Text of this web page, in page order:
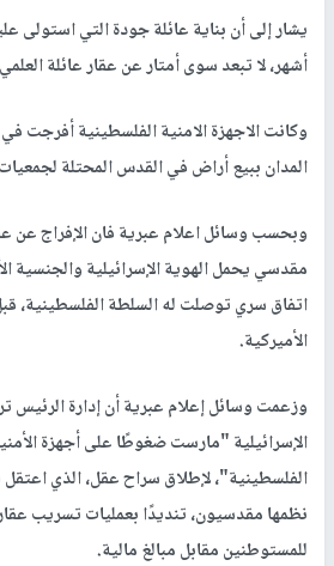
يشار إلى أن بناية عائلة جودة التي استولى
أشهر، لا تبعد سوى أمتار عن عقار عائلة
وكانت الاجهزة الامنية الفلسطينية أفرجت
المدان ببيع أراض في القدس المحتلة
مقدسي يحمل الهوية الإسرائيلية والجنسية
اتفاق سري توصلت له السلطة الفلسطينية،
الأميركية.
وزعمت وسائل إعلام عبرية أن إدارة الرئيس
الإسرائيلية "مارست ضغوطًا على أجهزة
الفلسطينية"، لإطلاق سراح عقل، الذي
نظمها مقدسيون، تنديدًا بعمليات تسريب
للمستوطنين مقابل مبالغ مالية.